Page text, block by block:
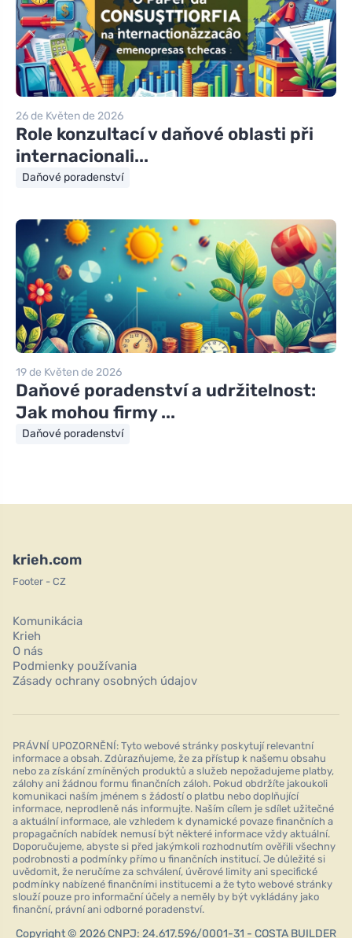
26 de Květen de 2026
Role konzultací v daňové oblasti při
internacionali...
Daňové poradenství
19 de Květen de 2026
Daňové poradenství a udržitelnost:
Jak mohou firmy ...
Daňové poradenství
krieh.com
Footer - CZ
Komunikácia
Krieh
O nás
Podmienky používania
Zásady ochrany osobných údajov
PRÁVNÍ UPOZORNĚNÍ: Tyto webové stránky poskytují relevantní
informace a obsah. Zdůrazňujeme, že za přístup k našemu obsahu
nebo za získání zmíněných produktů a služeb nepožadujeme platby,
zálohy ani žádnou formu finančních záloh. Pokud obdržíte jakoukoli
komunikaci naším jménem s žádostí o platbu nebo doplňující
informace, neprodleně nás informujte. Naším cílem je sdílet užitečné
a aktuální informace, ale vzhledem k dynamické povaze finančních a
propagačních nabídek nemusí být některé informace vždy aktuální.
Doporučujeme, abyste si před jakýmkoli rozhodnutím ověřili všechny
podrobnosti a podmínky přímo u finančních institucí. Je důležité si
uvědomit, že neručíme za schválení, úvěrové limity ani specifické
podmínky nabízené finančními institucemi a že tyto webové stránky
slouží pouze pro informační účely a neměly by být vykládány jako
finanční, právní ani odborné poradenství.
Copyright © 2026 CNPJ: 24.617.596/0001-31 - COSTA BUILDER